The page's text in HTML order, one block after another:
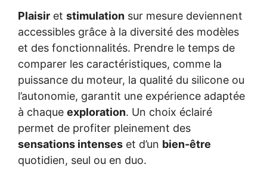
Plaisir et stimulation sur mesure deviennent
accessibles grâce à la diversité des modèles
et des fonctionnalités. Prendre le temps de
comparer les caractéristiques, comme la
puissance du moteur, la qualité du silicone ou
l’autonomie, garantit une expérience adaptée
à chaque exploration. Un choix éclairé
permet de profiter pleinement des
sensations intenses et d’un bien-être
quotidien, seul ou en duo.